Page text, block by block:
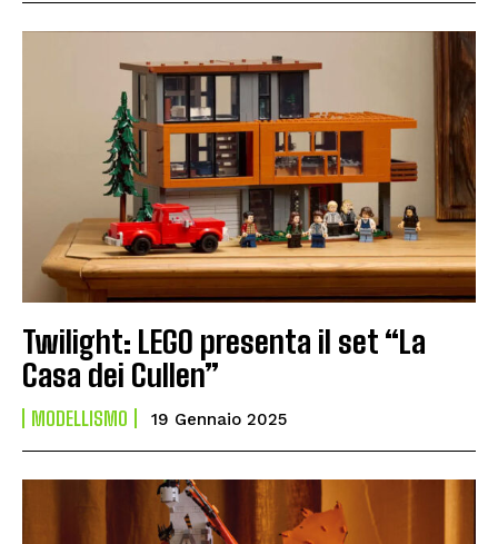
Twilight: LEGO presenta il set “La
Casa dei Cullen”
MODELLISMO 19 Gennaio 2025